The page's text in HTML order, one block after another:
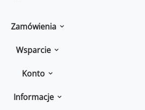
Zamówienia
Wsparcie
Konto
Informacje